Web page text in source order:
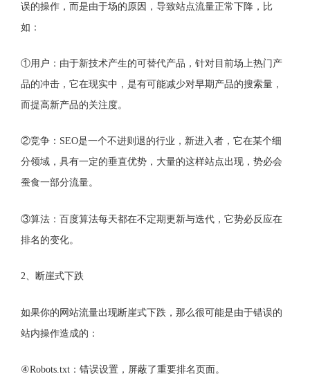
误的操作，而是由于场的原因，导致站点流量正常下降，比
如：
①用户：由于新技术产生的可替代产品，针对目前场上热门产
品的冲击，它在现实中，是有可能减少对早期产品的搜索量，
而提高新产品的关注度。
②竞争：SEO是一个不进则退的行业，新进入者，它在某个细
分领域，具有一定的垂直优势，大量的这样站点出现，势必会
蚕食一部分流量。
③算法：百度算法每天都在不定期更新与迭代，它势必反应在
排名的变化。
2、断崖式下跌
如果你的网站流量出现断崖式下跌，那么很可能是由于错误的
站内操作造成的：
④Robots.txt：错误设置，屏蔽了重要排名页面。